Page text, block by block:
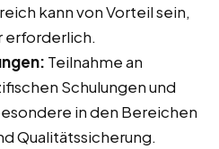
kann von Vorteil sein,
erforderlich.
Teilnahme an
Schulungen und
in den Bereichen
Qualitätssicherung.